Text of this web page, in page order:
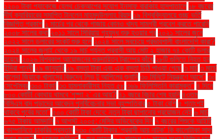
১২০০ টাকা প্যাকেজে হেলথ চেকআপের সুযোগ ইনসাফ বারাকাহ হাসপাতালে ১৮ বছরের
দীর্ঘ ক্যারিয়ারের সমাপ্তি টানলেন মাহমুদউল্লাহ রিয়াদ ১৯ বিশ্ববিদ্যালয়ে গুচ্ছ ভর্তি
বিজ্ঞপ্তি প্রকাশ ২ মার্চের পর থেকে গাজায় কোনও খাদ্য সামগ্রী প্রবেশ করতে পারেনি
২০০৮ সালের কথা ২০১১ সালে সিরিয়ায় গৃহযুদ্ধ শুরু হওয়ার পর ২০২১ সালের জুনে
২০২২ সালে ডলারের সংকট শুরু হলে ২০২৪ সালে সবচেয়ে প্রভাবশালী বাংলাদেশি কারা?
২০২৪ সালের জুলাই থেকে ১৯ মার্চ পর্যন্ত প্রবাসী আয় মোট ২ হাজার ৭৪ কোটি ডলার
হয়েছে ২০২৬ বিশ্বকাপ আয়োজনের গুরুদায়িত্ব ট্রাম্পের কাঁধে ২৮টি গুলিতে নিহত হন
ইন্দিরা গান্ধী ২৯ জানুয়ারি ২৯ বস্তা টাকা এবং এক বস্তা চিঠি পাওয়া গেছে ৩ মার্চ ৩ মার্চে
খালেদা জিয়াকে খালাসের বিরুদ্ধে লিভ টু আপিলের শুনানি ৩০ মিনিটে নিয়ন্ত্রণে আসে" ৩০
সেপ্টেম্বর ৩০০ টাকা! ৩৩ হামলাকারীসহ নিহত ৫৮ ৩৬৯ ফিলিস্তিনি কারামুক্ত" ৪ দিনে
৮০০ কোটি! কোথায় থামবে 'পুষ্পা ২' এর আয়? ৪১ বছরে বিচার শেষ হয়নি ৪৩তম
বিসিএস বাদ পড়াদের আবেদন পুনর্বিবেচনার সভা বৃহস্পতিবার ৫ টাকা বেশি ৫ শতাংশই
থাকবে পূর্বের মতো" ৫০০ কোটি টাকা দেবে: নতুন টাকা ছাপানোর প্রয়োজন নেই ৬ মার্চ
৬৭৫ টাকায় আমদানি ৭ আগস্ট ২০০৫: মেসির অভিষেকের দিন ৭ বছরের শিশুকে আইটি
কোম্পানিতে চাকরির প্রস্তাব ৭৩০ কোটি টাকার ‘প্রবাসী আয় নাটক’ কি কালোটাকা সাদা